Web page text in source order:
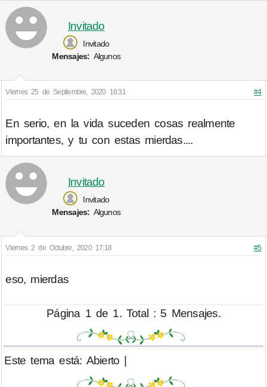
Invitado
Invitado
Mensajes: Algunos
Viernes 25 de Septiembre, 2020 16:31 #4
En serio, en la vida suceden cosas realmente
importantes, y tu con estas mierdas....
Invitado
Invitado
Mensajes: Algunos
Viernes 2 de Octubre, 2020 17:18 #5
eso, mierdas
Página 1 de 1. Total : 5 Mensajes.
Este tema está: Abierto |